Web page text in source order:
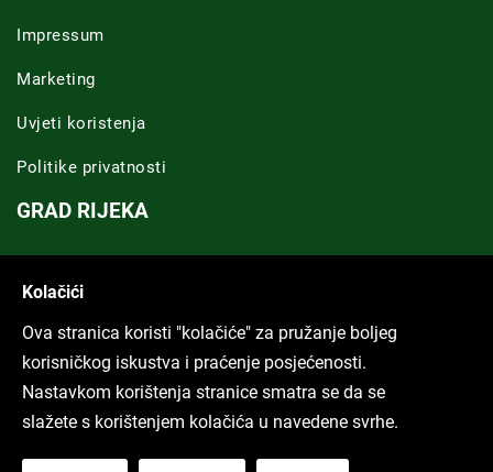
Impressum
Marketing
Uvjeti koristenja
Politike privatnosti
GRAD RIJEKA
ARHIVA TEKSTOVA
Svi tekstovi
Kolačići
Ova stranica koristi "kolačiće" za pružanje boljeg
korisničkog iskustva i praćenje posjećenosti.
Nastavkom korištenja stranice smatra se da se
slažete s korištenjem kolačića u navedene svrhe.